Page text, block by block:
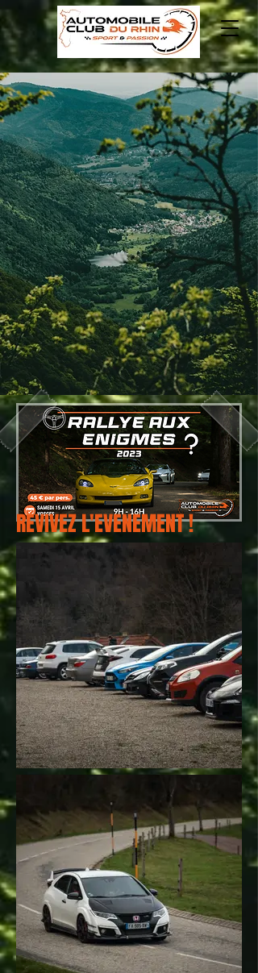
REVIVEZ L'EVENEMENT !